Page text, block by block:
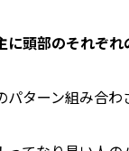
に頭部のそれぞ
パターン組み合わ